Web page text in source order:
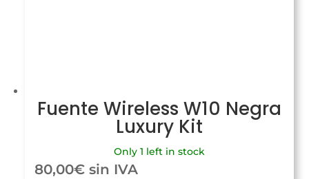
Fuente Wireless W10 Negra
Luxury Kit
Only 1 left in stock
80,00€ sin IVA